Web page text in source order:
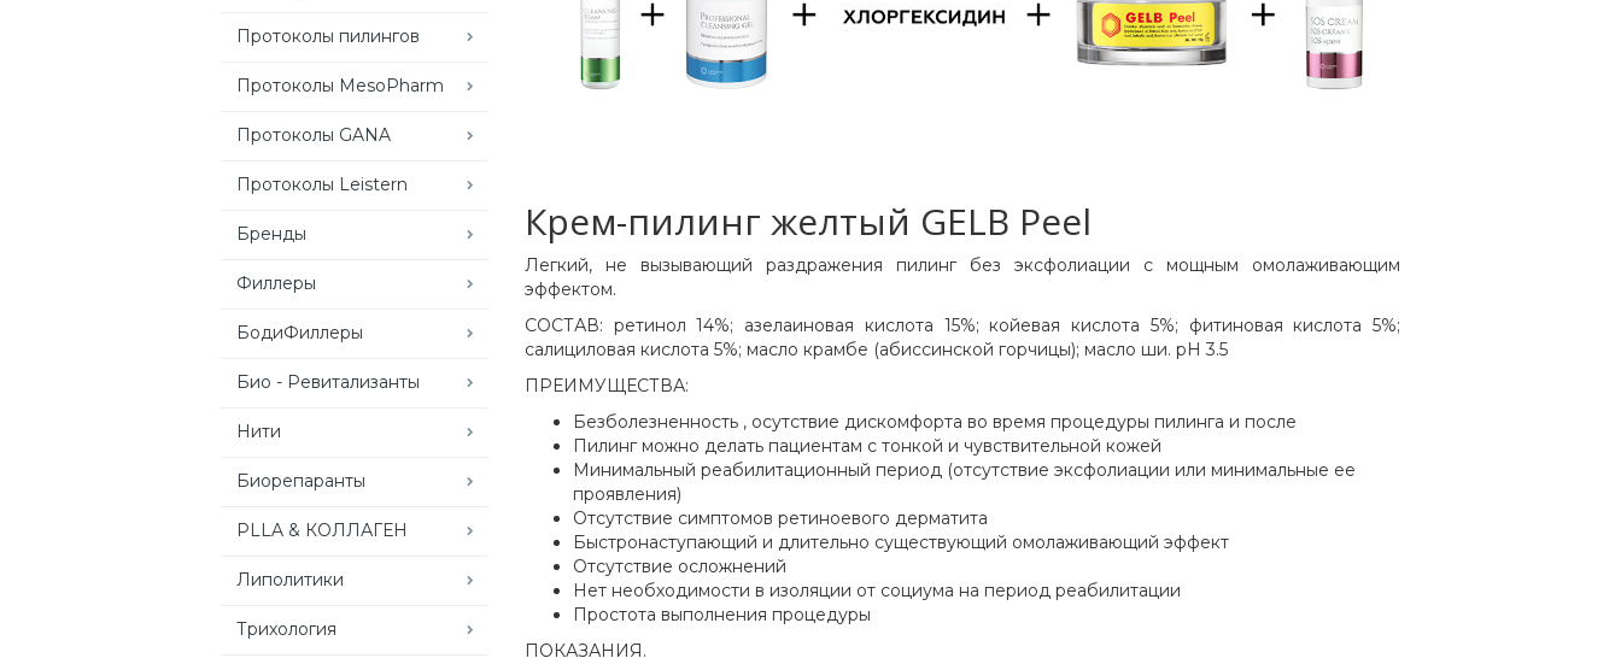
Протоколы пилингов
Протоколы MesoPharm
Протоколы GANA
Протоколы Leistern
Бренды
Филлеры
БодиФиллеры
Био - Ревитализанты
Нити
Биорепаранты
PLLA & КОЛЛАГЕН
Липолитики
Трихология
Крем-пилинг желтый GELB Peel
Легкий, не вызывающий раздражения пилинг без эксфолиации с мощным омолаживающим
эффектом.
СОСТАВ: ретинол 14%; азелаиновая кислота 15%; койевая кислота 5%; фитиновая кислота 5%;
салициловая кислота 5%; масло крамбе (абиссинской горчицы); масло ши. рН 3.5
ПРЕИМУЩЕСТВА:
Безболезненность , осутствие дискомфорта во время процедуры пилинга и после
Пилинг можно делать пациентам с тонкой и чувствительной кожей
Минимальный реабилитационный период (отсутствие эксфолиации или минимальные ее
проявления)
Отсутствие симптомов ретиноевого дерматита
Быстронаступающий и длительно существующий омолаживающий эффект
Отсутствие осложнений
Нет необходимости в изоляции от социума на период реабилитации
Простота выполнения процедуры
ПОКАЗАНИЯ.